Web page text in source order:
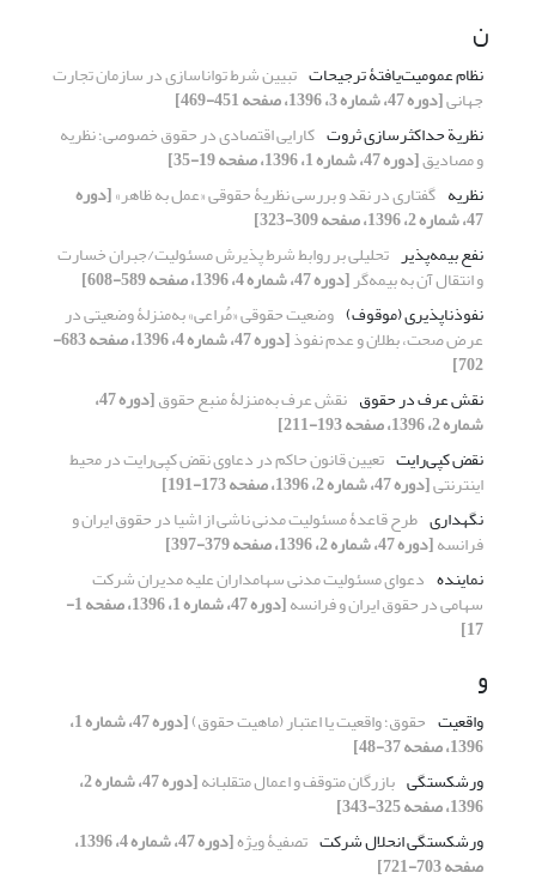
ن
نظام عمومیت‌یافتۀ ترجیحات تبیین شرط تواناسازی در سازمان تجارت
جهانی[دوره 47، شماره 3، 1396، صفحه 451-469]
نظریة حداکثرسازی ثروت کارایی اقتصادی در حقوق خصوصی؛ نظریه
و مصادیق[دوره 47، شماره 1، 1396، صفحه 19-35]
نظریه گفتاری در نقد و بررسی نظریۀ حقوقی «عمل به ظاهر»[دوره
47، شماره 2، 1396، صفحه 309-323]
نفع بیمه‌پذیر تحلیلی بر روابط شرط پذیرش مسئولیت/جبران خسارت
و انتقال آن به بیمه‌گر[دوره 47، شماره 4، 1396، صفحه 589-608]
نفوذ‌ناپذیری (موقوف) وضعیت حقوقی «مُراعی» به‌منزلۀ وضعیتی در
عرض صحت، بطلان و عدم نفوذ [دوره 47، شماره 4، 1396، صفحه 683-
702]
نقش عرف در حقوق نقش عرف به‌منزلۀ منبع حقوق [دوره 47،
شماره 2، 1396، صفحه 193-211]
نقض کپی‌رایت تعیین قانون حاکم در دعاوى نقض کپی‌رایت در محیط
اینترنتى[دوره 47، شماره 2، 1396، صفحه 173-191]
نگهداری طرح قاعدۀ مسئولیت مدنی ناشی از اشیا در حقوق ایران و
فرانسه[دوره 47، شماره 2، 1396، صفحه 379-397]
نماینده دعوای مسئولیت مدنی سهامداران علیه مدیران شرکت
سهامی در حقوق ایران و فرانسه [دوره 47، شماره 1، 1396، صفحه 1-
17]
و
واقعیت حقوق؛ واقعیت یا اعتبار (ماهیت حقوق) [دوره 47، شماره 1،
1396، صفحه 37-48]
ورشکستگی بازرگان متوقف و اعمال متقلبانه [دوره 47، شماره 2،
1396، صفحه 325-343]
ورشکستگی انحلال شرکت تصفیۀ ویژه [دوره 47، شماره 4، 1396،
صفحه 703-721]